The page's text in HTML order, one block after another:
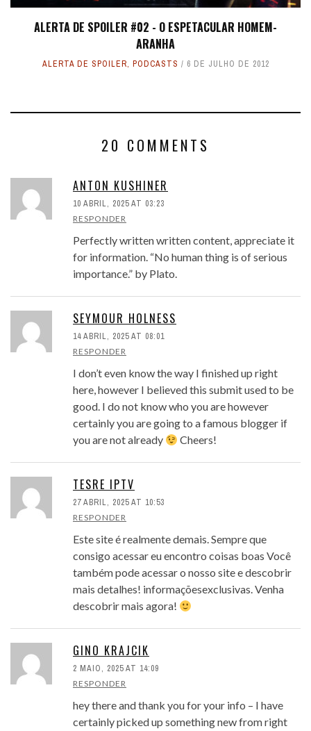
ALERTA DE SPOILER #02 - O ESPETACULAR HOMEM-
ARANHA
ALERTA DE SPOILER, PODCASTS 6 DE JULHO DE 2012
20 COMMENTS
ANTON KUSHINER
10 ABRIL, 2025 AT 03:23
RESPONDER
Perfectly written written content, appreciate it
for information. “No human thing is of serious
importance.” by Plato.
SEYMOUR HOLNESS
14 ABRIL, 2025 AT 08:01
RESPONDER
I don’t even know the way I finished up right
here, however I believed this submit used to be
good. I do not know who you are however
certainly you are going to a famous blogger if
you are not already
Cheers!
TESRE IPTV
27 ABRIL, 2025 AT 10:53
RESPONDER
Este site é realmente demais. Sempre que
consigo acessar eu encontro coisas boas Você
também pode acessar o nosso site e descobrir
mais detalhes! informaçõesexclusivas. Venha
descobrir mais agora!
GINO KRAJCIK
2 MAIO, 2025 AT 14:09
RESPONDER
hey there and thank you for your info – I have
certainly picked up something new from right